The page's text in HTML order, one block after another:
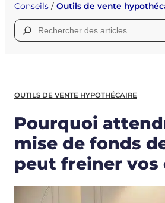
Conseils / Outils de vente
Rechercher :
OUTILS DE VENTE HYPOTHÉCAIRE
Pourquoi
mise de fonds
peut freiner vos